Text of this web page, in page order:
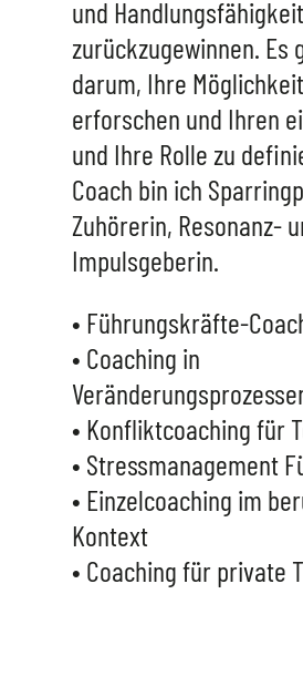
und Handlungsfähigkeit
zurückzugewinnen. Es
darum, Ihre
erforschen und Ihren
und Ihre Rolle zu
Coach bin ich
Zuhörerin, Resonanz-
Impulsgeberin.
• Führungskräfte-
• Coaching in
• Konfliktcoaching für
• Stressmanagement
• Einzelcoaching im
Kontext
• Coaching für private